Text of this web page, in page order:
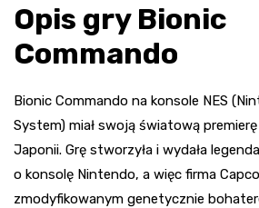
Opis gry Bionic
Commando
Bionic Commando na konsole NES
System) miał swoją światową
Japonii. Grę stworzyła i wydała
o konsolę Nintendo, a więc firma
zmodyfikowanym genetycznie